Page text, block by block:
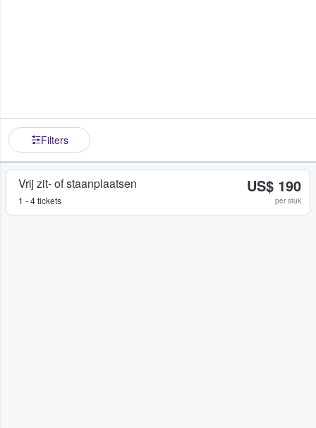
Filters
Vrij zit- of staanplaatsen
1 - 4 tickets
US$ 190
per stuk